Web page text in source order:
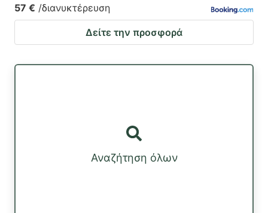
57 € /διανυκτέρευση
Δείτε την προσφορά
Αναζήτηση όλων